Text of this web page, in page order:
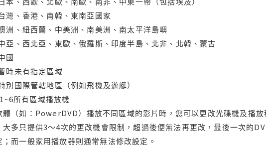
灣、香港、南韓、東南亞國家
洲、紐西蘭、中美洲、南美洲、南太平洋島嶼
亞、西北亞、東歐、俄羅斯、印度半島、北非、北韓、蒙古
國
時未有指定區域
別國際管轄地區（例如飛機及遊艇）
所有區域播放機
體（如：PowerDVD）播放不同區域的影片時，您可以更改光碟機及播
大多只提供3～4次的更改機會限制，超過後便無法再更改，最後一次的
而一般家用播放器則通常無法修改設定。